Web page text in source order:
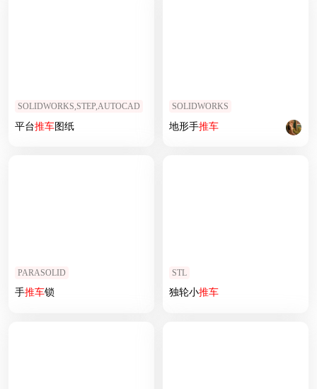
SOLIDWORKS,STEP,AUTOCAD
平台推车图纸
SOLIDWORKS
地形手推车
PARASOLID
手推车锁
STL
独轮小推车